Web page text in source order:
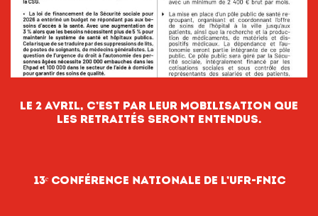
le 2 avril, c’est par leur mobilisation que
les retraités seront entendus.
13ᵉ Conférence nationale de l’UFR-FNIC